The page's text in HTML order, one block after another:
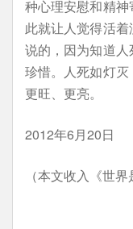
种心理安慰和精
此就让人觉得活
说的，因为知道
珍惜。人死如灯
更旺、更亮。
2012年6月20日
（本文收入《世界